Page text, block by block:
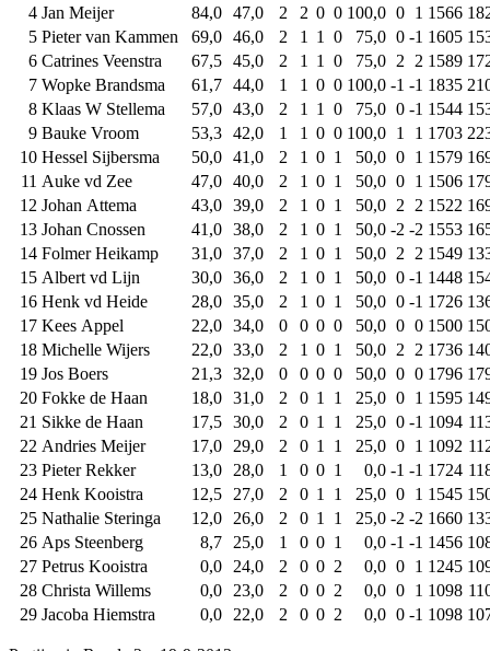
4 Jan Meijer 84,0 47,0 2 2 0 0 100,0 0 1 1566
5 Pieter van Kammen 69,0 46,0 2 1 1 0 75,0 0 -1 1605
6 Catrines Veenstra 67,5 45,0 2 1 1 0 75,0 2 2 1589
7 Wopke Brandsma 61,7 44,0 1 1 0 0 100,0 -1 -1 1835
8 Klaas W Stellema 57,0 43,0 2 1 1 0 75,0 0 -1 1544
9 Bauke Vroom 53,3 42,0 1 1 0 0 100,0 1 1 1703
10 Hessel Sijbersma 50,0 41,0 2 1 0 1 50,0 0 1 1579
11 Auke vd Zee 47,0 40,0 2 1 0 1 50,0 0 1 1506
12 Johan Attema 43,0 39,0 2 1 0 1 50,0 2 2 1522
13 Johan Cnossen 41,0 38,0 2 1 0 1 50,0 -2 -2 1553
14 Folmer Heikamp 31,0 37,0 2 1 0 1 50,0 2 2 1549
15 Albert vd Lijn 30,0 36,0 2 1 0 1 50,0 0 -1 1448
16 Henk vd Heide 28,0 35,0 2 1 0 1 50,0 0 -1 1726
17 Kees Appel 22,0 34,0 0 0 0 0 50,0 0 0 1500
18 Michelle Wijers 22,0 33,0 2 1 0 1 50,0 2 2 1736
19 Jos Boers 21,3 32,0 0 0 0 0 50,0 0 0 1796
20 Fokke de Haan 18,0 31,0 2 0 1 1 25,0 0 1 1595
21 Sikke de Haan 17,5 30,0 2 0 1 1 25,0 0 -1 1094
22 Andries Meijer 17,0 29,0 2 0 1 1 25,0 0 1 1092
23 Pieter Rekker 13,0 28,0 1 0 0 1 0,0 -1 -1 1724
24 Henk Kooistra 12,5 27,0 2 0 1 1 25,0 0 1 1545
25 Nathalie Steringa 12,0 26,0 2 0 1 1 25,0 -2 -2 1660
26 Aps Steenberg 8,7 25,0 1 0 0 1 0,0 -1 -1 1456
27 Petrus Kooistra 0,0 24,0 2 0 0 2 0,0 0 1 1245
28 Christa Willems 0,0 23,0 2 0 0 2 0,0 0 1 1098
29 Jacoba Hiemstra 0,0 22,0 2 0 0 2 0,0 0 -1 1098